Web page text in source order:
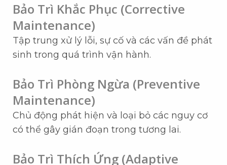
Bảo Trì Khắc Phục (Corrective
Maintenance)
Tập trung xử lý lỗi, sự cố và các vấn đề phát
sinh trong quá trình vận hành.
Bảo Trì Phòng Ngừa (Preventive
Maintenance)
Chủ động phát hiện và loại bỏ các nguy cơ
có thể gây gián đoạn trong tương lai.
Bảo Trì Thích Ứng (Adaptive